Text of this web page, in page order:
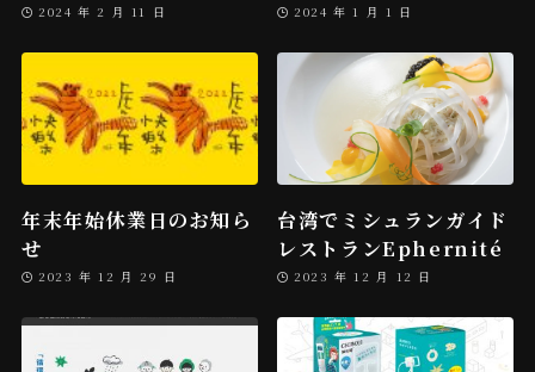
2024 年 2 月 11 日 2024 年 1 月 1 日
年末年始休業日のお知ら
せ
2023 年 12 月 29 日
台湾でミシュランガイド
レストランEphernité
2023 年 12 月 12 日